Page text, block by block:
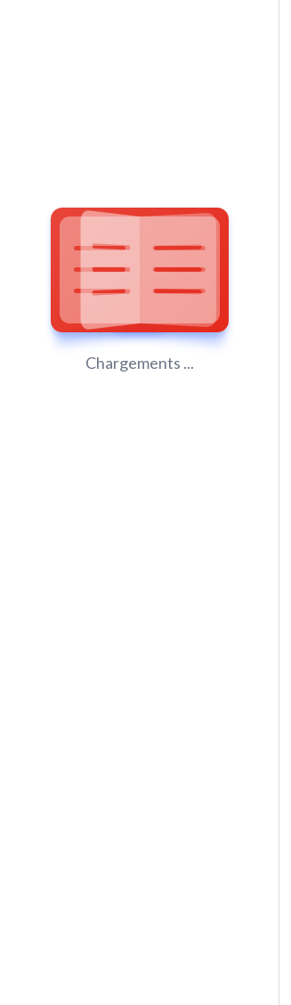
Chargements ...